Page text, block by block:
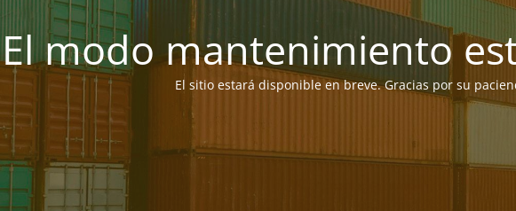
El modo mantenimiento
El sitio estará disponible en breve. Gracias por su